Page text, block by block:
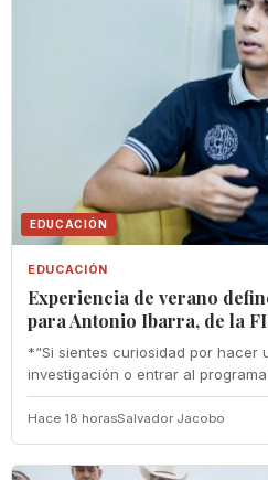
EDUCACIÓN
EDUCACIÓN
Experiencia de verano
para Antonio Ibarra, de la
*“Si sientes curiosidad por hacer
investigación o entrar al
Hace 18 horasSalvador Jacobo